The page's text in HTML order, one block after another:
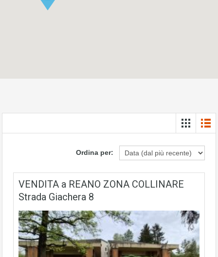
Ordina per:
VENDITA a REANO ZONA COLLINARE
Strada Giachera 8